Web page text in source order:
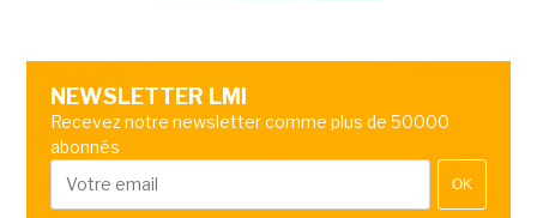
NEWSLETTER LMI
Recevez notre newsletter comme plus de 50000
abonnés
OK